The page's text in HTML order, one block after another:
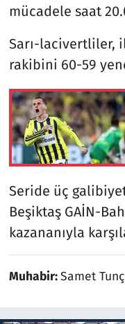
mücadele saat
Sarı-lacivertliler,
rakibini 60-59
Seride üç
Beşiktaş GAİN-
kazananıyla
Muhabir:Samet Tunç
Teknoloji ve
Televizyon